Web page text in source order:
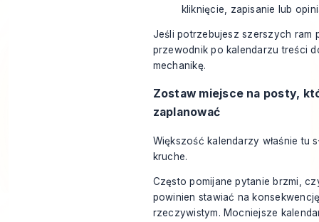
kliknięcie, zapisanie lub
Jeśli potrzebujesz szerszych ram
przewodnik po kalendarzu treści
mechanikę.
Zostaw miejsce na posty,
zaplanować
Większość kalendarzy właśnie tu
kruche.
Często pomijane pytanie brzmi,
powinien stawiać na
rzeczywistym. Mocniejsze